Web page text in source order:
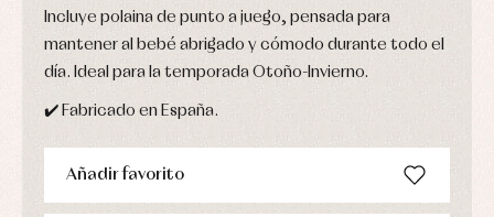
Incluye polaina de punto a juego, pensada para
mantener al bebé abrigado y cómodo durante todo el
día. Ideal para la temporada Otoño-Invierno.
✔️ Fabricado en España.
Añadir favorito